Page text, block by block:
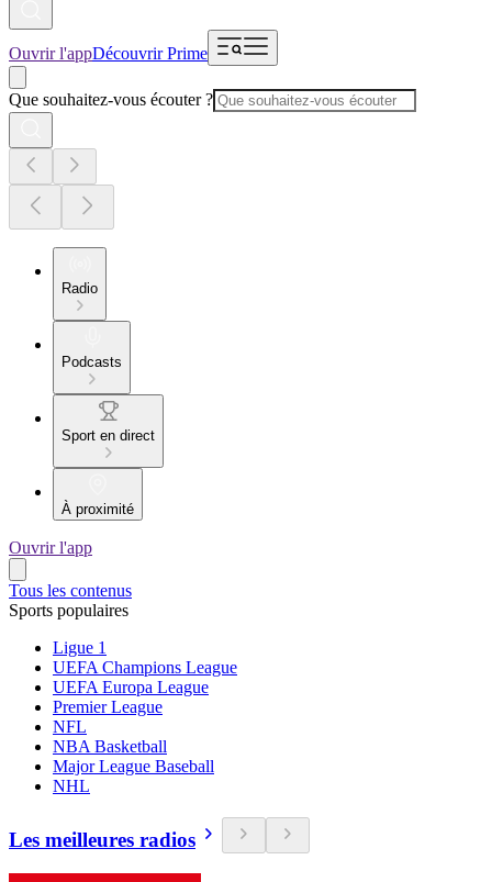
Ouvrir l'appDécouvrir Prime
Que souhaitez-vous écouter ?
Radio
Podcasts
Sport en direct
À proximité
Ouvrir l'app
Tous les contenus
Sports populaires
Ligue 1
UEFA Champions League
UEFA Europa League
Premier League
NFL
NBA Basketball
Major League Baseball
NHL
Les meilleures radios